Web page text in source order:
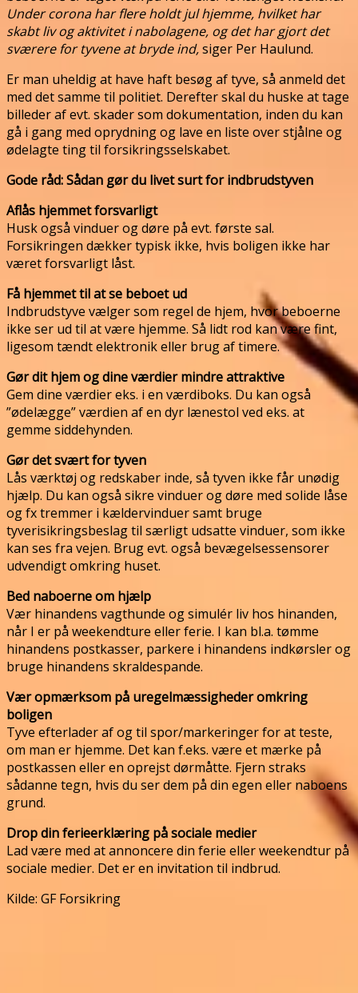
Under corona har flere holdt jul hjemme, hvilket har
skabt liv og aktivitet i nabolagene, og det har gjort det
sværere for tyvene at bryde ind,siger Per Haulund.
Er man uheldig at have haft besøg af tyve, så anmeld det
med det samme til politiet. Derefter skal du huske at tage
billeder af evt. skader som dokumentation, inden du kan
gå i gang med oprydning og lave en liste over stjålne og
ødelagte ting til forsikringsselskabet.
Gode råd: Sådan gør du livet surt for indbrudstyven
Aflås hjemmet forsvarligt
Husk også vinduer og døre på evt. første sal.
Forsikringen dækker typisk ikke, hvis boligen ikke har
været forsvarligt låst.
Få hjemmet til at se beboet ud
Indbrudstyve vælger som regel de hjem, hvor beboerne
ikke ser ud til at være hjemme. Så lidt rod kan være fint,
ligesom tændt elektronik eller brug af timere.
Gør dit hjem og dine værdier mindre attraktive
Gem dine værdier eks. i en værdiboks. Du kan også
”ødelægge” værdien af en dyr lænestol ved eks. at
gemme siddehynden.
Gør det svært for tyven
Lås værktøj og redskaber inde, så tyven ikke får unødig
hjælp. Du kan også sikre vinduer og døre med solide låse
og fx tremmer i kældervinduer samt bruge
tyverisikringsbeslag til særligt udsatte vinduer, som ikke
kan ses fra vejen. Brug evt. også bevægelsessensorer
udvendigt omkring huset.
Bed naboerne om hjælp
Vær hinandens vagthunde og simulér liv hos hinanden,
når I er på weekendture eller ferie. I kan bl.a. tømme
hinandens postkasser, parkere i hinandens indkørsler og
bruge hinandens skraldespande.
Vær opmærksom på uregelmæssigheder omkring
boligen
Tyve efterlader af og til spor/markeringer for at teste,
om man er hjemme. Det kan f.eks. være et mærke på
postkassen eller en oprejst dørmåtte. Fjern straks
sådanne tegn, hvis du ser dem på din egen eller naboens
grund.
Drop din ferieerklæring på sociale medier
Lad være med at annoncere din ferie eller weekendtur på
sociale medier. Det er en invitation til indbrud.
Kilde: GF Forsikring